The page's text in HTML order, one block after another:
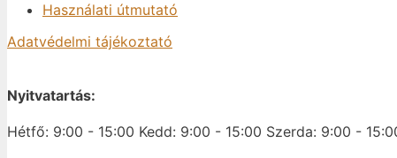
Használati útmutató
Adatvédelmi tájékoztató
Nyitvatartás:
Hétfő: 9:00 - 15:00 Kedd: 9:00 - 15:00 Szerda: 9:00 -